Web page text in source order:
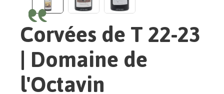
Corvées de T 22-23
| Domaine de
l'Octavin